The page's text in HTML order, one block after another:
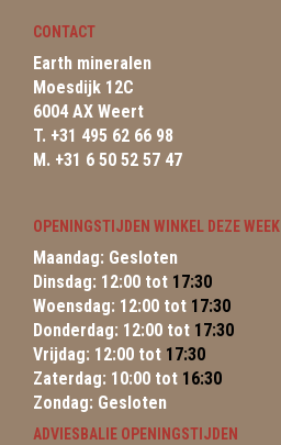
CONTACT
Earth mineralen
Moesdijk 12C
6004 AX Weert
T. +31 495 62 66 98
M. +31 6 50 52 57 47
OPENINGSTIJDEN WINKEL DEZE WEEK
Maandag: Gesloten
Dinsdag: 12:00 tot 17:30
Woensdag: 12:00 tot 17:30
Donderdag: 12:00 tot 17:30
Vrijdag: 12:00 tot 17:30
Zaterdag: 10:00 tot 16:30
Zondag: Gesloten
ADVIESBALIE OPENINGSTIJDEN